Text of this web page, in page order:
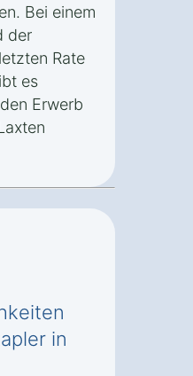
Bei einem
der
Rate
es
Erwerb
in